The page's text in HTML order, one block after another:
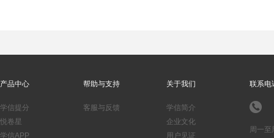
产品中心
学信提分
悦卷星
学信APP
帮助与支持
客服与反馈
关于我们
学信简介
企业文化
用户见证
联系电
周一至